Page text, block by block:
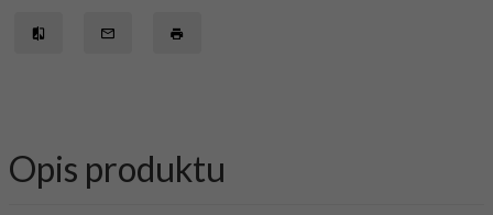
Opis produktu